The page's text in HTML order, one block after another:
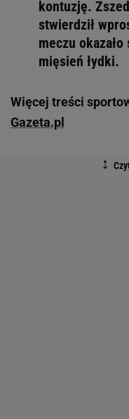
kontuzję.
stwierdził
meczu
mięsień łydki.
Więcej treści
Gazeta.pl